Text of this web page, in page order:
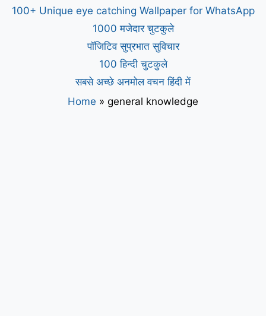
100+ Unique eye catching Wallpaper for WhatsApp
1000 मजेदार चुटकुले
पॉजिटिव सुप्रभात सुविचार
100 हिन्दी चुटकुले
सबसे अच्छे अनमोल वचन हिंदी में
Home » general knowledge